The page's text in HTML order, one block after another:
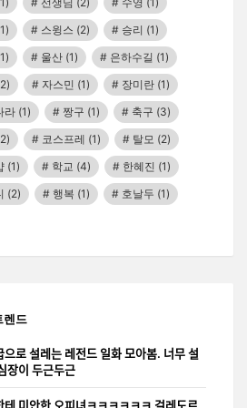
스윙스 (2) 승리 (1)
울산 (1) 은하수길 (1)
자스민 (1) 장미란 (1)
라 (1) 짱구 (1) 축구 (3)
코스프레 (1) 탈모 (2)
(1) 학교 (4) 한혜진 (1)
(2) 행복 (1) 호날두 (1)
렌드
설레는 레전드 일화 모아봄. 너무 설
두근두근
미안한 오피녀ㅋㅋㅋㅋㅋㅋ 걸레도르